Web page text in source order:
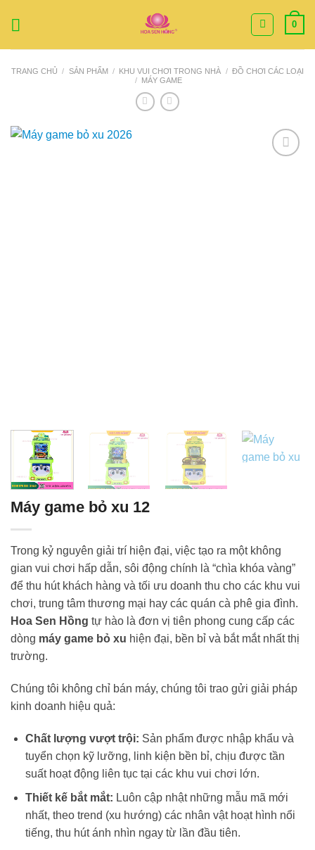
0
TRANG CHỦ / SẢN PHẨM / KHU VUI CHƠI TRONG NHÀ / ĐỒ CHƠI CÁC LOẠI
/ MÁY GAME
Máy game bỏ xu 12
Trong kỷ nguyên giải trí hiện đại, việc tạo ra một không
gian vui chơi hấp dẫn, sôi động chính là “chìa khóa vàng”
để thu hút khách hàng và tối ưu doanh thu cho các khu vui
chơi, trung tâm thương mại hay các quán cà phê gia đình.
Hoa Sen Hồng tự hào là đơn vị tiên phong cung cấp các
dòng máy game bỏ xu hiện đại, bền bỉ và bắt mắt nhất thị
trường.
Chúng tôi không chỉ bán máy, chúng tôi trao gửi giải pháp
kinh doanh hiệu quả:
Chất lượng vượt trội: Sản phẩm được nhập khẩu và
tuyển chọn kỹ lưỡng, linh kiện bền bỉ, chịu được tần
suất hoạt động liên tục tại các khu vui chơi lớn.
Thiết kế bắt mắt: Luôn cập nhật những mẫu mã mới
nhất, theo trend (xu hướng) các nhân vật hoạt hình nổi
tiếng, thu hút ánh nhìn ngay từ lần đầu tiên.